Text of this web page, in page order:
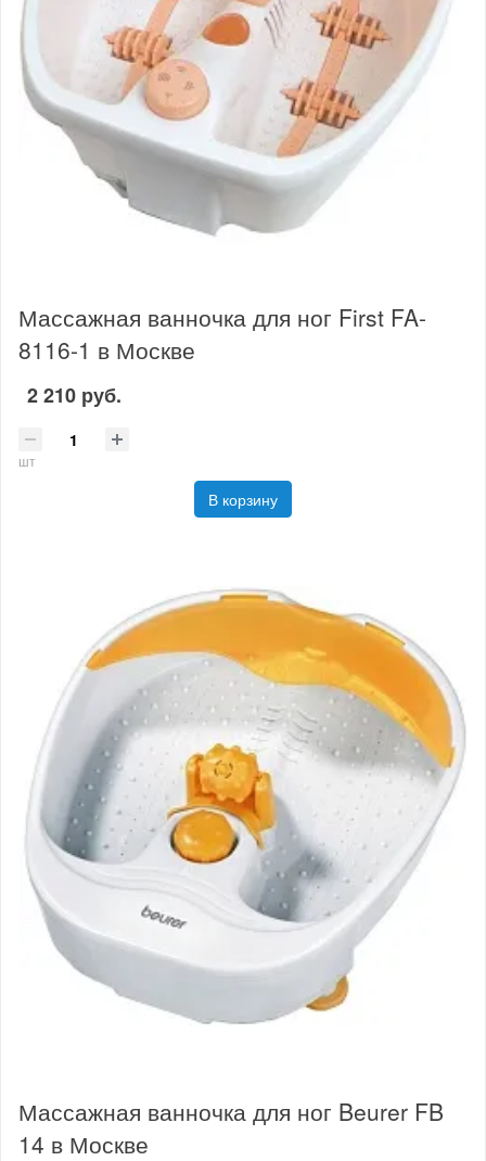
Массажная ванночка для ног First FA-
8116-1 в Москве
2 210 руб.
шт
В корзину
Массажная ванночка для ног Beurer FB
14 в Москве